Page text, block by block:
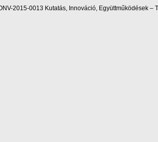
2015-0013 Kutatás, Innováció, Együttműködések